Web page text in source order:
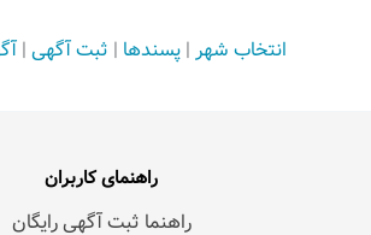
انتخاب شهر | پسندها | ثبت آگهی |
راهنمای کاربران
راهنما ثبت آگهی رایگان